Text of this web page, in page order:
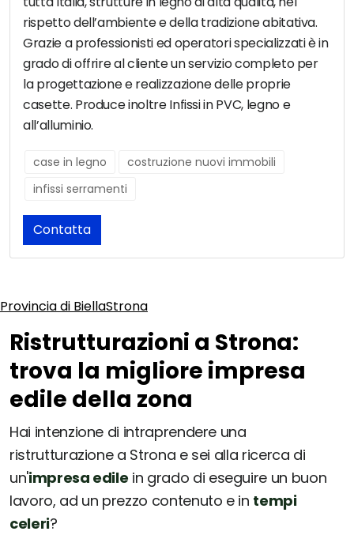
rispetto dell’ambiente e della tradizione abitativa.
Grazie a professionisti ed operatori specializzati è in
grado di offrire al cliente un servizio completo per
la progettazione e realizzazione delle proprie
casette. Produce inoltre Infissi in PVC, legno e
all’alluminio.
case in legno
costruzione nuovi immobili
infissi serramenti
Contatta
Provincia di BiellaStrona
Ristrutturazioni a Strona:
trova la migliore impresa
edile della zona
Hai intenzione di intraprendere una
ristrutturazione a Strona e sei alla ricerca di
un'impresa edile in grado di eseguire un buon
lavoro, ad un prezzo contenuto e in tempi
celeri?